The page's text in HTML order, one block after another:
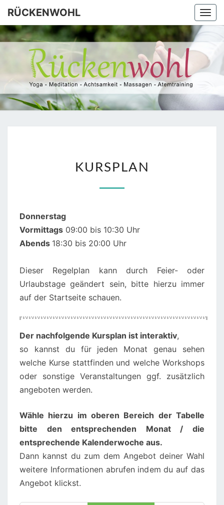
Skip
content
RÜCKENWOHL
Yoga –
Atemtraining
– Massage
KURSPLAN
Donnerstag
Vormittags 09:00 bis 10:30 Uhr
Abends 18:30 bis 20:00 Uhr
Dieser Regelplan kann durch Feier- oder
Urlaubstage geändert sein, bitte hierzu immer
auf der Startseite schauen.
Der nachfolgende Kursplan ist interaktiv,
so kannst du für jeden Monat genau sehen
welche Kurse stattfinden und welche Workshops
oder sonstige Veranstaltungen ggf. zusätzlich
angeboten werden.
Wähle hierzu im oberen Bereich der Tabelle
bitte den entsprechenden Monat / die
entsprechende Kalenderwoche aus.
Dann kannst du zum dem Angebot deiner Wahl
weitere Informationen abrufen indem du auf das
Angebot klickst.
00:00
02:00
03:00
04:00
06:00